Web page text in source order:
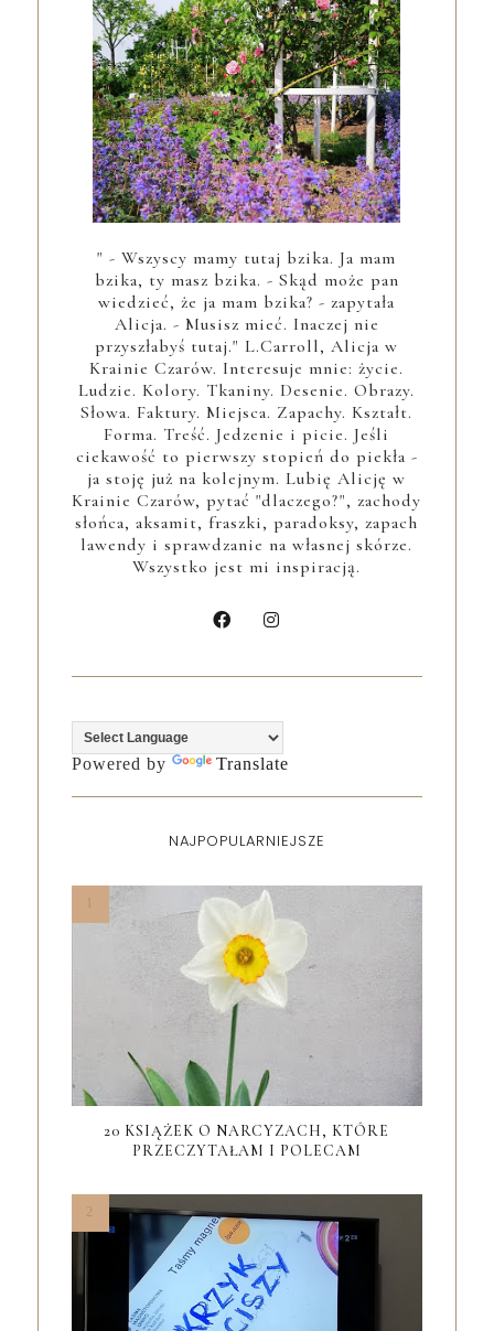
" - Wszyscy mamy tutaj bzika. Ja mam
bzika, ty masz bzika. - Skąd może pan
wiedzieć, że ja mam bzika? - zapytała
Alicja. - Musisz mieć. Inaczej nie
przyszłabyś tutaj." L.Carroll, Alicja w
Krainie Czarów. Interesuje mnie: życie.
Ludzie. Kolory. Tkaniny. Desenie. Obrazy.
Słowa. Faktury. Miejsca. Zapachy. Kształt.
Forma. Treść. Jedzenie i picie. Jeśli
ciekawość to pierwszy stopień do piekła -
ja stoję już na kolejnym. Lubię Alicję w
Krainie Czarów, pytać "dlaczego?", zachody
słońca, aksamit, fraszki, paradoksy, zapach
lawendy i sprawdzanie na własnej skórze.
Wszystko jest mi inspiracją.
Powered by Translate
NAJPOPULARNIEJSZE
20 KSIĄŻEK O NARCYZACH, KTÓRE
PRZECZYTAŁAM I POLECAM